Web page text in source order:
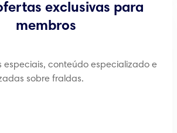
exclusivas para
membros
especiais, conteúdo especializado e
sobre fraldas.